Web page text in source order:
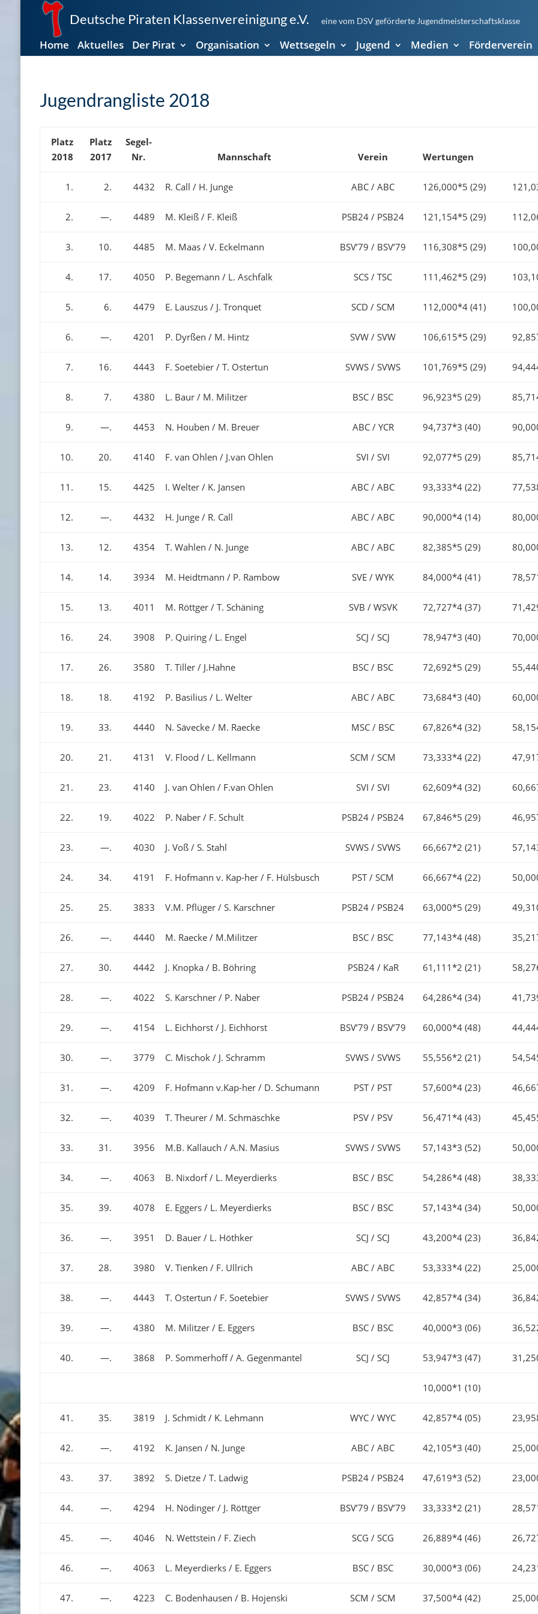
Deutsche Piraten Klassenvereinigung e.V. eine vom DSV geförderte Jugendmeisterschaftsklasse
Home Aktuelles Der Pirat Organisation Wettsegeln Jugend Medien Förderverein
Jugendrangliste 2018
Platz
2018
Platz
2017
Segel-
Nr.
Mannschaft Verein Wertungen
1. 2. 4432 R. Call / H. Junge ABC / ABC 126,000*5 (29)
2. —. 4489 M. Kleiß / F. Kleiß PSB24 / PSB24 121,154*5 (29)
3. 10. 4485 M. Maas / V. Eckelmann BSV’79 / BSV’79 116,308*5 (29)
4. 17. 4050 P. Begemann / L. Aschfalk SCS / TSC 111,462*5 (29)
5. 6. 4479 E. Lauszus / J. Tronquet SCD / SCM 112,000*4 (41)
6. —. 4201 P. Dyrßen / M. Hintz SVW / SVW 106,615*5 (29)
7. 16. 4443 F. Soetebier / T. Ostertun SVWS / SVWS 101,769*5 (29)
8. 7. 4380 L. Baur / M. Militzer BSC / BSC 96,923*5 (29)
9. —. 4453 N. Houben / M. Breuer ABC / YCR 94,737*3 (40)
10. 20. 4140 F. van Ohlen / J.van Ohlen SVI / SVI 92,077*5 (29)
11. 15. 4425 I. Welter / K. Jansen ABC / ABC 93,333*4 (22)
12. —. 4432 H. Junge / R. Call ABC / ABC 90,000*4 (14)
13. 12. 4354 T. Wahlen / N. Junge ABC / ABC 82,385*5 (29)
14. 14. 3934 M. Heidtmann / P. Rambow SVE / WYK 84,000*4 (41)
15. 13. 4011 M. Röttger / T. Schäning SVB / WSVK 72,727*4 (37)
16. 24. 3908 P. Quiring / L. Engel SCJ / SCJ 78,947*3 (40)
17. 26. 3580 T. Tiller / J.Hahne BSC / BSC 72,692*5 (29)
18. 18. 4192 P. Basilius / L. Welter ABC / ABC 73,684*3 (40)
19. 33. 4440 N. Sävecke / M. Raecke MSC / BSC 67,826*4 (32)
20. 21. 4131 V. Flood / L. Kellmann SCM / SCM 73,333*4 (22)
21. 23. 4140 J. van Ohlen / F.van Ohlen SVI / SVI 62,609*4 (32)
22. 19. 4022 P. Naber / F. Schult PSB24 / PSB24 67,846*5 (29)
23. —. 4030 J. Voß / S. Stahl SVWS / SVWS 66,667*2 (21)
24. 34. 4191 F. Hofmann v. Kap-her / F. Hülsbusch PST / SCM 66,667*4 (22)
25. 25. 3833 V.M. Pflüger / S. Karschner PSB24 / PSB24 63,000*5 (29)
26. —. 4440 M. Raecke / M.Militzer BSC / BSC 77,143*4 (48)
27. 30. 4442 J. Knopka / B. Böhring PSB24 / KaR 61,111*2 (21)
28. —. 4022 S. Karschner / P. Naber PSB24 / PSB24 64,286*4 (34)
29. —. 4154 L. Eichhorst / J. Eichhorst BSV’79 / BSV’79 60,000*4 (48)
30. —. 3779 C. Mischok / J. Schramm SVWS / SVWS 55,556*2 (21)
31. —. 4209 F. Hofmann v.Kap-her / D. Schumann PST / PST 57,600*4 (23)
32. —. 4039 T. Theurer / M. Schmäschke PSV / PSV 56,471*4 (43)
33. 31. 3956 M.B. Kallauch / A.N. Masius SVWS / SVWS 57,143*3 (52)
34. —. 4063 B. Nixdorf / L. Meyerdierks BSC / BSC 54,286*4 (48)
35. 39. 4078 E. Eggers / L. Meyerdierks BSC / BSC 57,143*4 (34)
36. —. 3951 D. Bauer / L. Höthker SCJ / SCJ 43,200*4 (23)
37. 28. 3980 V. Tienken / F. Ullrich ABC / ABC 53,333*4 (22)
38. —. 4443 T. Ostertun / F. Soetebier SVWS / SVWS 42,857*4 (34)
39. —. 4380 M. Militzer / E. Eggers BSC / BSC 40,000*3 (06)
40. —. 3868 P. Sommerhoff / A. Gegenmantel SCJ / SCJ 53,947*3 (47)
10,000*1 (10)
41. 35. 3819 J. Schmidt / K. Lehmann WYC / WYC 42,857*4 (05)
42. —. 4192 K. Jansen / N. Junge ABC / ABC 42,105*3 (40)
43. 37. 3892 S. Dietze / T. Ladwig PSB24 / PSB24 47,619*3 (52)
44. —. 4294 H. Nödinger / J. Röttger BSV’79 / BSV’79 33,333*2 (21)
45. —. 4046 N. Wettstein / F. Ziech SCG / SCG 26,889*4 (46)
46. —. 4063 L. Meyerdierks / E. Eggers BSC / BSC 30,000*3 (06)
47. —. 4223 C. Bodenhausen / B. Hojenski SCM / SCM 37,500*4 (42)